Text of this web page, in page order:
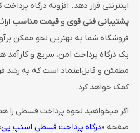
اینترنتی قرار دهد. افزونه درگاه
پشتیبانی فنی قوی و قیمت مناسب
فروشگاه شما به بهترین نحو ممکن
یک درگاه پرداخت امن، سریع و کارآمد
مطمئن و قابل‌اعتماد است که به رشد
کمک خواهد کرد.
اگر میخواهید نحوه پرداخت قسطی را
صفحه «درگاه پرداخت قسطی اسنپ پی